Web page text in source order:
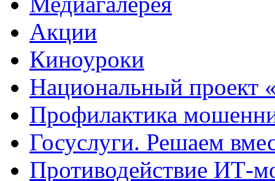
Акции
Киноуроки
Национальный проект
Профилактика
Госуслуги. Решаем
Противодействие ИТ-